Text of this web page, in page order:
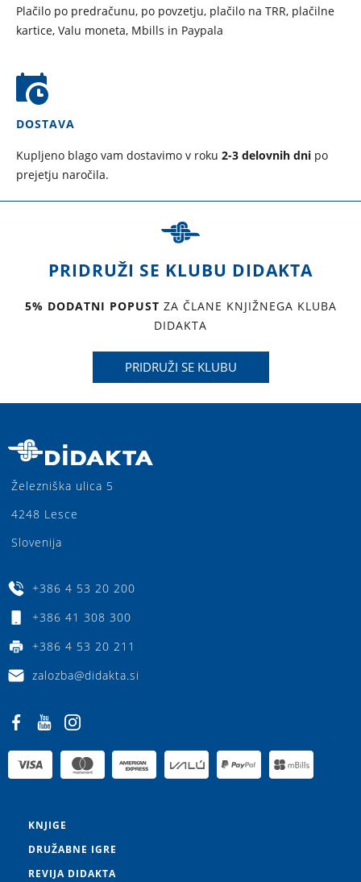
Plačilo po predračunu, po povzetju, plačilo na TRR, plačilne
kartice, Valu moneta, Mbills in Paypala
DOSTAVA
Kupljeno blago vam dostavimo v roku 2-3 delovnih dni po
prejetju naročila.
PRIDRUŽI SE KLUBU DIDAKTA
5% DODATNI POPUST ZA ČLANE KNJIŽNEGA KLUBA
DIDAKTA
PRIDRUŽI SE KLUBU
Železniška ulica 5
4248 Lesce
Slovenija
+386 4 53 20 200
+386 41 308 300
+386 4 53 20 211
zalozba@didakta.si
KNJIGE
DRUŽABNE IGRE
REVIJA DIDAKTA